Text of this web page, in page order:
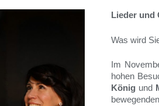
Lieder und
Was wird
Im
hohen
König und